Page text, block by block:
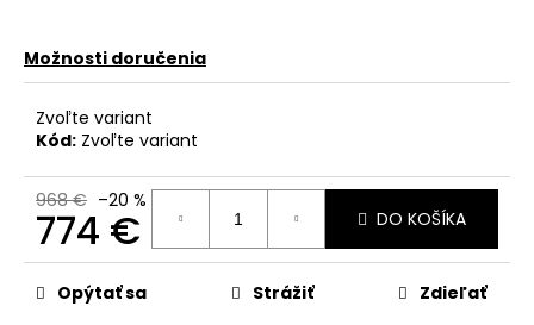
Možnosti doručenia
Zvoľte variant
Kód: Zvoľte variant
968 € –20 %
774 €
Jednotková
cena:
DO KOŠÍKA
Opýtať sa Strážiť Zdieľať
a
m
e